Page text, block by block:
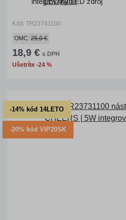
Kód: TR23741100
OMC: 25,0 €
18,9 € s DPH
Ušetríte -24 %
-14% kód 14LETO
-20% kód VIP20SK